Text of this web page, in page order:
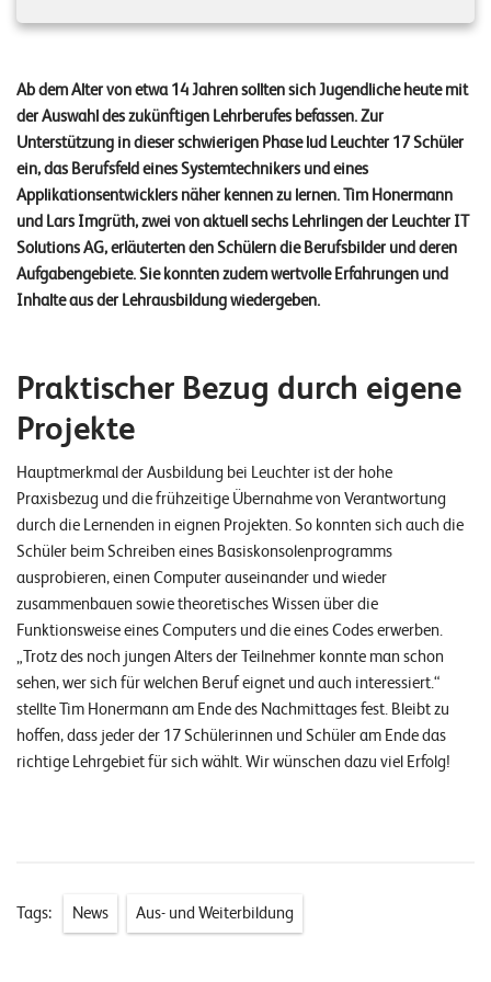
e
n
U
n
t
e
r
h
e
n
K
a
r
r
i
e
r
w
Ab dem Alter von etwa 14 Jahren sollten sich Jugendliche heute mit
der Auswahl des zukünftigen Lehrberufes befassen. Zur
Unterstützung in dieser schwierigen Phase lud Leuchter 17 Schüler
ein, das Berufsfeld eines Systemtechnikers und eines
Applikationsentwicklers näher kennen zu lernen. Tim Honermann
und Lars Imgrüth, zwei von aktuell sechs Lehrlingen der Leuchter IT
Solutions AG, erläuterten den Schülern die Berufsbilder und deren
Aufgabengebiete. Sie konnten zudem wertvolle Erfahrungen und
Inhalte aus der Lehrausbildung wiedergeben.
Praktischer Bezug durch eigene
Projekte
Hauptmerkmal der Ausbildung bei Leuchter ist der hohe
Praxisbezug und die frühzeitige Übernahme von Verantwortung
durch die Lernenden in eignen Projekten. So konnten sich auch die
Schüler beim Schreiben eines Basiskonsolenprogramms
ausprobieren, einen Computer auseinander und wieder
zusammenbauen sowie theoretisches Wissen über die
Funktionsweise eines Computers und die eines Codes erwerben.
„Trotz des noch jungen Alters der Teilnehmer konnte man schon
sehen, wer sich für welchen Beruf eignet und auch interessiert.“
stellte Tim Honermann am Ende des Nachmittages fest. Bleibt zu
hoffen, dass jeder der 17 Schülerinnen und Schüler am Ende das
richtige Lehrgebiet für sich wählt. Wir wünschen dazu viel Erfolg!
Tags: News Aus- und Weiterbildung